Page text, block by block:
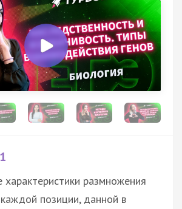
характеристики размножения
позиции, данной в